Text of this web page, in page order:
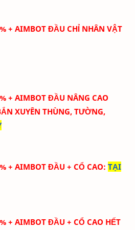
+ AIMBOT ĐẦU CHỈ NHÂN VẬT
% + AIMBOT ĐẦU NÂNG CAO
XUYÊN THÙNG, TƯỜNG,
% + AIMBOT ĐẦU + CỔ CAO: TẠI
% + AIMBOT ĐẦU + CỔ CAO HẾT